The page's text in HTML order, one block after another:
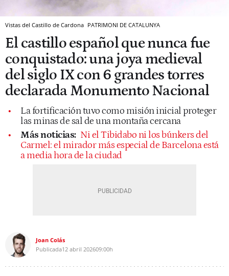
Vistas del Castillo de Cardona PATRIMONI DE CATALUNYA
El castillo español que nunca fue
conquistado: una joya medieval
del siglo IX con 6 grandes torres
declarada Monumento Nacional
La fortificación tuvo como misión inicial proteger
las minas de sal de una montaña cercana
Más noticias: Ni el Tibidabo ni los búnkers del
Carmel: el mirador más especial de Barcelona está
a media hora de la ciudad
Joan Colás
Publicada12 abril 202609:00h